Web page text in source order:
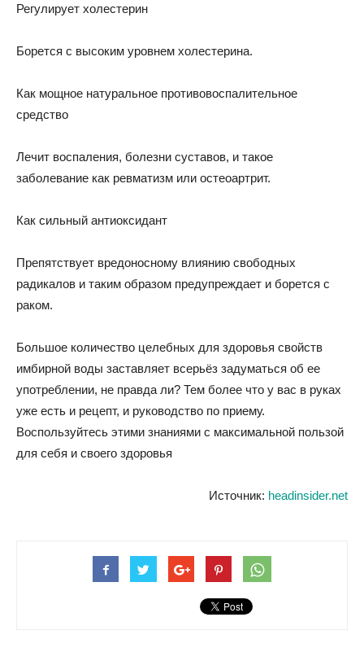
Регулирует холестерин
Борется с высоким уровнем холестерина.
Как мощное натуральное противовоспалительное
средство
Лечит воспаления, болезни суставов, и такое
заболевание как ревматизм или остеоартрит.
Как сильный антиоксидант
Препятствует вредоносному влиянию свободных
радикалов и таким образом предупреждает и борется с
раком.
Большое количество целебных для здоровья свойств
имбирной воды заставляет всерьёз задуматься об ее
употреблении, не правда ли? Тем более что у вас в руках
уже есть и рецепт, и руководство по приему.
Воспользуйтесь этими знаниями с максимальной пользой
для себя и своего здоровья
Источник: headinsider.net